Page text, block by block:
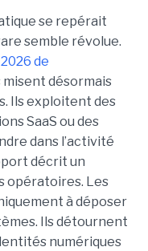
se repérait
semble révolue.
de
désormais
Ils exploitent des
SaaS ou des
dans l’activité
décrit un
opératoires. Les
à déposer
Ils détournent
numériques